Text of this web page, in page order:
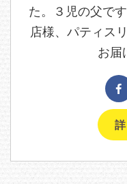
た。３児の父で
店様、パティス
お届